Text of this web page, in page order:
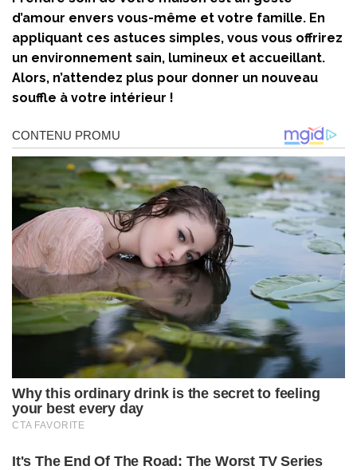
d’amour envers vous-même et votre famille. En
appliquant ces astuces simples, vous vous offrirez
un environnement sain, lumineux et accueillant.
Alors, n’attendez plus pour donner un nouveau
souffle à votre intérieur !